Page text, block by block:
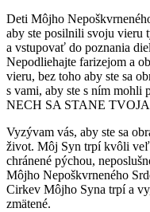
Deti Môjho
aby ste posilnili svoju vieru
a vstupovať do poznania
Nepodliehajte farizejom a
vieru, bez toho aby ste sa
s vami, aby ste s ním
NECH SA STANE
Vyzývam vás, aby ste sa
život. Môj Syn trpí kvôli
chránené pýchou,
Môjho Nepoškvrneného
Cirkev Môjho Syna trpí a
zmätené.